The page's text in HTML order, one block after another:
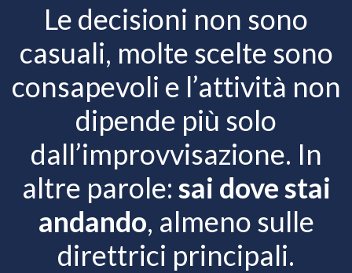
Le decisioni non sono
casuali, molte scelte sono
consapevoli e l’attività non
dipende più solo
dall’improvvisazione. In
altre parole: sai dove stai
andando, almeno sulle
direttrici principali.